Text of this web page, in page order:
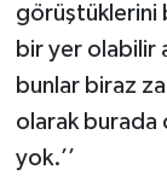
görüştüklerini
bir yer olabilir
bunlar biraz
olarak burada
yok.’’